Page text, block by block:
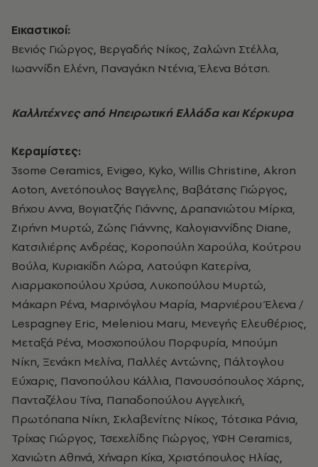
Εικαστικοί:
Βενιός Γιώργος, Βεργαδής Νίκος, Ζαλώνη Στέλλα,
Ιωαννίδη Ελένη, Παναγάκη Ντένια, Έλενα Βότση.
Καλλιτέχνες από Ηπειρωτική Ελλάδα και Κέρκυρα
Κεραμίστες:
3some Ceramics, Evigeo, Kyko, Willis Christine, Akron
Aoton, Ανετόπουλος Βαγγελης, Βαβάτσης Γιώργος,
Βήχου Αννα, Βογιατζής Γιάννης, Δραπανιώτου Μίρκα,
Ζιρήνη Μυρτώ, Ζώης Γιάννης, Καλογιαννίδης Diane,
Κατσιλιέρης Ανδρέας, Κοροπούλη Χαρούλα, Κούτρου
Βούλα, Κυριακίδη Λώρα, Λατούφη Κατερίνα,
Λιαρμακοπούλου Χρύσα, Λυκοπούλου Μυρτώ,
Μάκαρη Ρένα, Μαρινόγλου Μαρία, Μαρνιέρου Έλενα /
Lespagney Eric, Meleniou Maru, Μενεγής Ελευθέριος,
Μεταξά Ρένα, Μοσχοπούλου Πορφυρία, Μπούμη
Νίκη, Ξενάκη Μελίνα, Παλλές Αντώνης, Πάλτογλου
Εύχαρις, Πανοπούλου Κάλλια, Πανουσόπουλος Χάρης,
Πανταζέλου Τίνα, Παπαδοπούλου Αγγελική,
Πρωτόπαπα Νίκη, Σκλαβενίτης Νίκος, Τότσικα Ράνια,
Τρίχας Γιώργος, Τσεχελίδης Γιώργος, ΥΦΗ Ceramics,
Χανιώτη Αθηνά, Χήναρη Κίκα, Χριστόπουλος Ηλίας,